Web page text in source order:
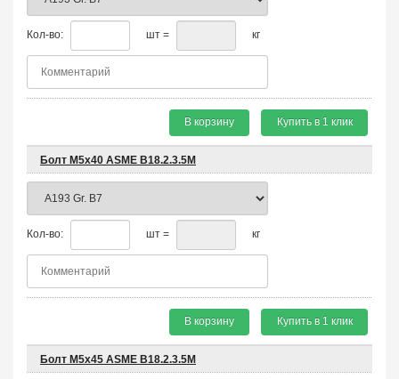
Кол-во: шт = кг
В корзину Купить в 1 клик
Болт М5х40 ASME B18.2.3.5M
Кол-во: шт = кг
В корзину Купить в 1 клик
Болт М5х45 ASME B18.2.3.5M